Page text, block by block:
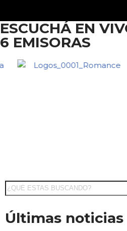
Saltar
al
ESCUCHÁ EN
6 EMISORAS
Últimas noticias